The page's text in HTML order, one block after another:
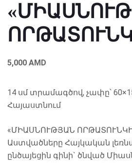
5,000 AMD
14 սմ տրամագծով, չափը՝
Հայաստնում
«ՄԻԱՍՆՈՒԹՅԱՆ
Աստվածները Հայկական
ընծայեցին գինի` ծնված